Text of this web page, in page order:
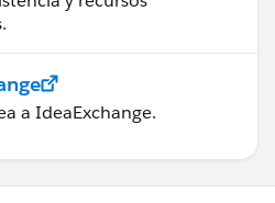
a IdeaExchange.